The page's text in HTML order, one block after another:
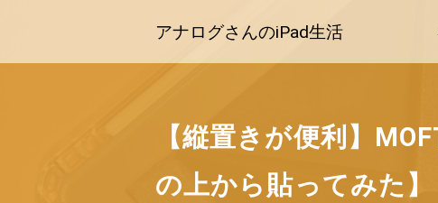
アナログさんのiPad生活
【縦置きが便利】
の上から貼ってみた】